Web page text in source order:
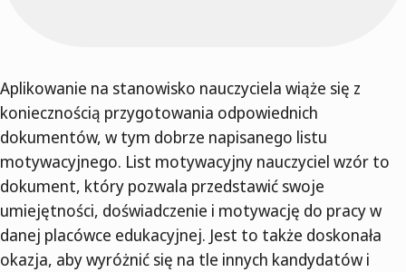
Aplikowanie na stanowisko nauczyciela wiąże się z
koniecznością przygotowania odpowiednich
dokumentów, w tym dobrze napisanego listu
motywacyjnego. List motywacyjny nauczyciel wzór to
dokument, który pozwala przedstawić swoje
umiejętności, doświadczenie i motywację do pracy w
danej placówce edukacyjnej. Jest to także doskonała
okazja, aby wyróżnić się na tle innych kandydatów i